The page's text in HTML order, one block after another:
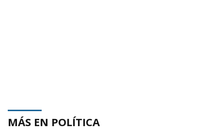
MÁS EN POLÍTICA